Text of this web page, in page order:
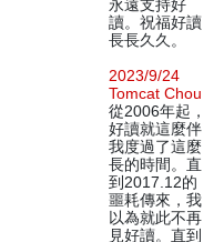
永遠支持好
讀。祝福好讀
長長久久。
2023/9/24
Tomcat Chou
從2006年起，
好讀就這麼伴
我度過了這麼
長的時間。直
到2017.12的
噩耗傳來，我
以為就此不再
見好讀。直到